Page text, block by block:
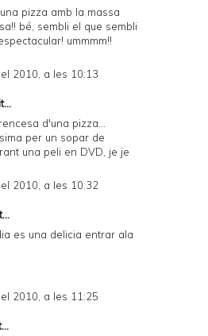
pizza amb la massa
bé, sembli el que sembli
ummmm!!
2010, a les 10:13
d'una pizza...
per un sopar de
una peli en DVD, je je
2010, a les 10:32
es una delicia entrar ala
2010, a les 11:25